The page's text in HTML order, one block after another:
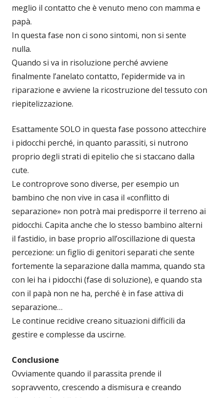
meglio il contatto che è venuto meno con mamma e
papà.
In questa fase non ci sono sintomi, non si sente
nulla.
Quando si va in risoluzione perché avviene
finalmente l’anelato contatto, l’epidermide va in
riparazione e avviene la ricostruzione del tessuto con
riepitelizzazione.
Esattamente SOLO in questa fase possono attecchire
i pidocchi perché, in quanto parassiti, si nutrono
proprio degli strati di epitelio che si staccano dalla
cute.
Le controprove sono diverse, per esempio un
bambino che non vive in casa il «conflitto di
separazione» non potrà mai predisporre il terreno ai
pidocchi. Capita anche che lo stesso bambino alterni
il fastidio, in base proprio all’oscillazione di questa
percezione: un figlio di genitori separati che sente
fortemente la separazione dalla mamma, quando sta
con lei ha i pidocchi (fase di soluzione), e quando sta
con il papà non ne ha, perché è in fase attiva di
separazione…
Le continue recidive creano situazioni difficili da
gestire e complesse da uscirne.
Conclusione
Ovviamente quando il parassita prende il
sopravvento, crescendo a dismisura e creando